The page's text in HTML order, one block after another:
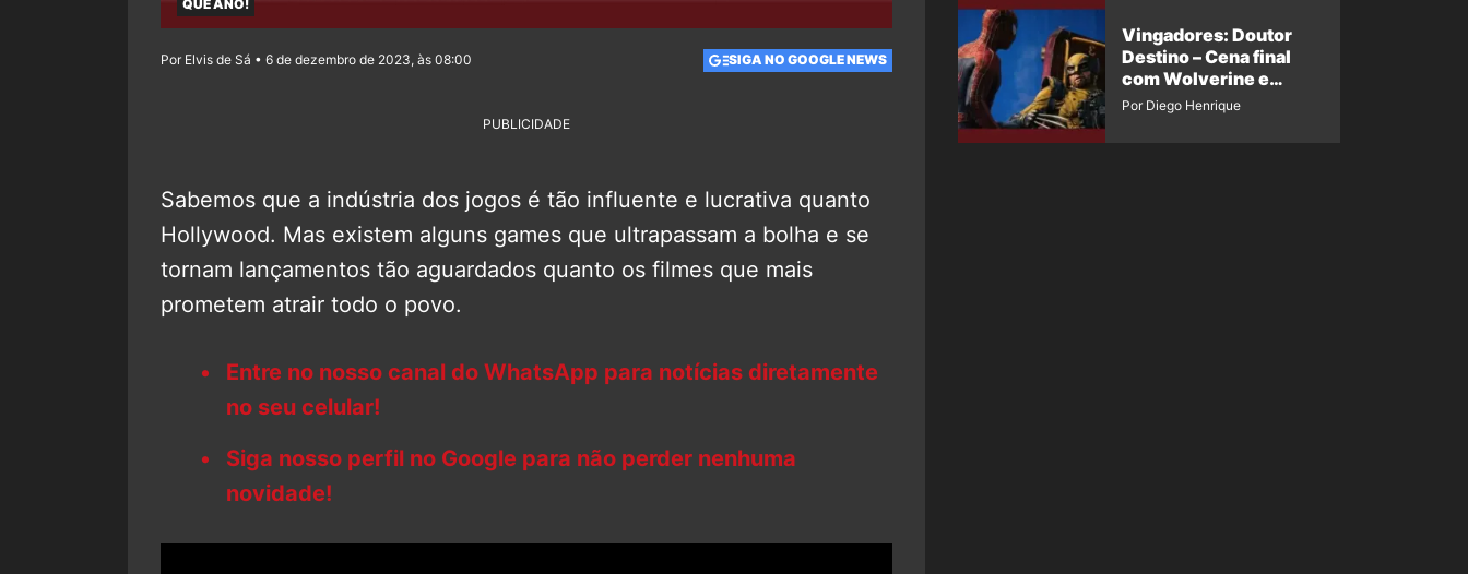
QUE ANO!
Por Elvis de Sá • 6 de dezembro de 2023, às 08:00 SIGA NO GOOGLE NEWS
PUBLICIDADE
Sabemos que a indústria dos jogos é tão influente e lucrativa quanto
Hollywood. Mas existem alguns games que ultrapassam a bolha e se
tornam lançamentos tão aguardados quanto os filmes que mais
prometem atrair todo o povo.
Entre no nosso canal do WhatsApp para notícias diretamente
no seu celular!
Siga nosso perfil no Google para não perder nenhuma
novidade!
Vingadores: Doutor
Destino – Cena final
com Wolverine e
Homem-Aranha de
Por Diego Henrique